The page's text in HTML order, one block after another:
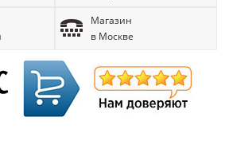
Магазин
в Москве